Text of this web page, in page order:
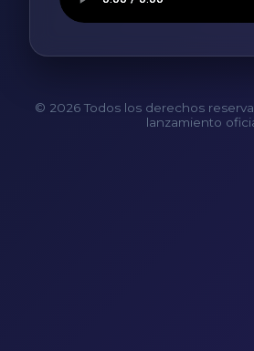
© 2026 Todos los derechos
lanzamiento